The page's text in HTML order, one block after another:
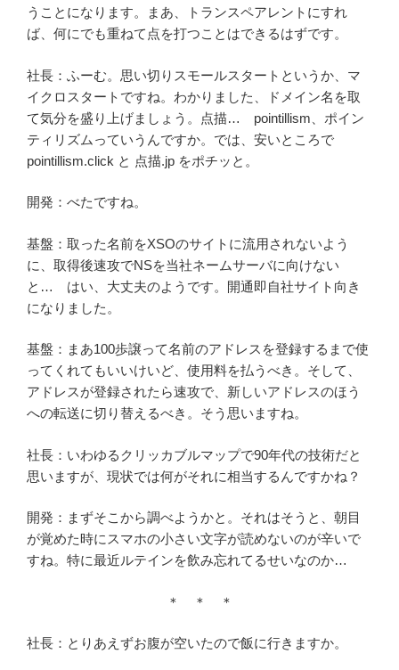
うことになります。まあ、トランスペアレントにすれ
ば、何にでも重ねて点を打つことはできるはずです。
社長：ふーむ。思い切りスモールスタートというか、マ
イクロスタートですね。わかりました、ドメイン名を取
て気分を盛り上げましょう。点描… pointillism、ポイン
ティリズムっていうんですか。では、安いところで
pointillism.click と 点描.jp をポチッと。
開発：べたですね。
基盤：取った名前をXSOのサイトに流用されないよう
に、取得後速攻でNSを当社ネームサーバに向けない
と… はい、大丈夫のようです。開通即自社サイト向き
になりました。
基盤：まあ100歩譲って名前のアドレスを登録するまで使
ってくれてもいいけいど、使用料を払うべき。そして、
アドレスが登録されたら速攻で、新しいアドレスのほう
への転送に切り替えるべき。そう思いますね。
社長：いわゆるクリッカブルマップで90年代の技術だと
思いますが、現状では何がそれに相当するんですかね？
開発：まずそこから調べようかと。それはそうと、朝目
が覚めた時にスマホの小さい文字が読めないのが辛いで
すね。特に最近ルテインを飲み忘れてるせいなのか…
＊ ＊ ＊
社長：とりあえずお腹が空いたので飯に行きますか。